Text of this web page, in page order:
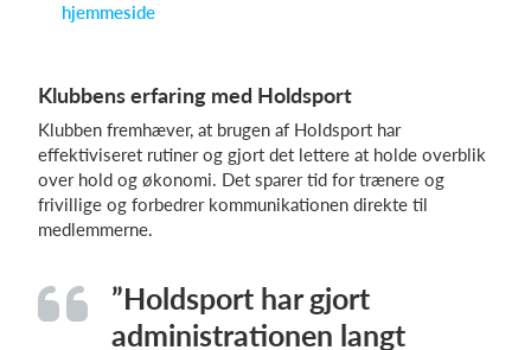
hjemmeside
Klubbens erfaring med Holdsport
Klubben fremhæver, at brugen af Holdsport har
effektiviseret rutiner og gjort det lettere at holde overblik
over hold og økonomi. Det sparer tid for trænere og
frivillige og forbedrer kommunikationen direkte til
medlemmerne.
”Holdsport har gjort
administrationen langt